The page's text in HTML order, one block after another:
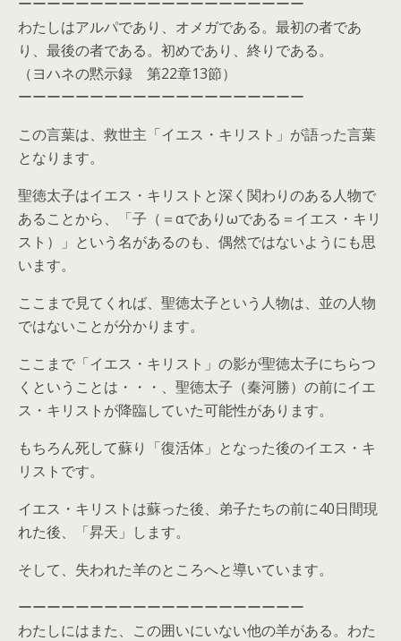
わたしはアルパであり、オメガである。最初の者であ
り、最後の者である。初めであり、終りである。
（ヨハネの黙示録 第22章13節）
ーーーーーーーーーーーーーーーーーーーー
この言葉は、救世主「イエス・キリスト」が語った言葉
となります。
聖徳太子はイエス・キリストと深く関わりのある人物で
あることから、「子（＝αでありωである＝イエス・キリ
スト）」という名があるのも、偶然ではないようにも思
います。
ここまで見てくれば、聖徳太子という人物は、並の人物
ではないことが分かります。
ここまで「イエス・キリスト」の影が聖徳太子にちらつ
くということは・・・、聖徳太子（秦河勝）の前にイエ
ス・キリストが降臨していた可能性があります。
もちろん死して蘇り「復活体」となった後のイエス・キ
リストです。
イエス・キリストは蘇った後、弟子たちの前に40日間現
れた後、「昇天」します。
そして、失われた羊のところへと導いています。
ーーーーーーーーーーーーーーーーーーーー
わたしにはまた、この囲いにいない他の羊がある。わた